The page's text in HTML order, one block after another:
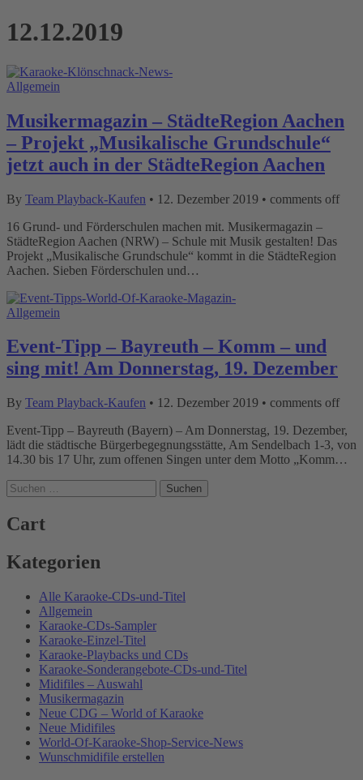
12.12.2019
Allgemein
Musikermagazin – StädteRegion Aachen
– Projekt „Musikalische Grundschule“
jetzt auch in der StädteRegion Aachen
By Team Playback-Kaufen • 12. Dezember 2019 • comments off
16 Grund- und Förderschulen machen mit. Musikermagazin –
StädteRegion Aachen (NRW) – Schule mit Musik gestalten! Das
Projekt „Musikalische Grundschule“ kommt in die StädteRegion
Aachen. Sieben Förderschulen und…
Allgemein
Event-Tipp – Bayreuth – Komm – und
sing mit! Am Donnerstag, 19. Dezember
By Team Playback-Kaufen • 12. Dezember 2019 • comments off
Event-Tipp – Bayreuth (Bayern) – Am Donnerstag, 19. Dezember,
lädt die städtische Bürgerbegegnungsstätte, Am Sendelbach 1-3, von
14.30 bis 17 Uhr, zum offenen Singen unter dem Motto „Komm…
Suchen
nach:
Cart
Kategorien
Alle Karaoke-CDs-und-Titel
Allgemein
Karaoke-CDs-Sampler
Karaoke-Einzel-Titel
Karaoke-Playbacks und CDs
Karaoke-Sonderangebote-CDs-und-Titel
Midifiles – Auswahl
Musikermagazin
Neue CDG – World of Karaoke
Neue Midifiles
World-Of-Karaoke-Shop-Service-News
Wunschmidifile erstellen